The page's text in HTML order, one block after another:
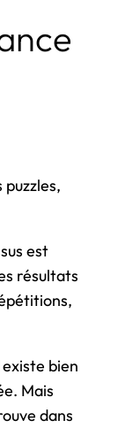
puzzles,
est
résultats
bien
Mais
dans